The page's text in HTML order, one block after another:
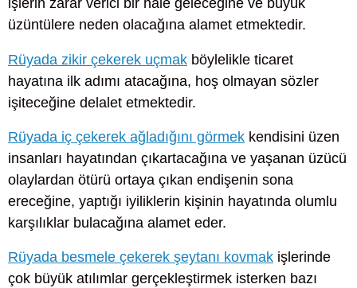
işlerin zarar verici bir hale geleceğine ve büyük
üzüntülere neden olacağına alamet etmektedir.
Rüyada zikir çekerek uçmak böylelikle ticaret
hayatına ilk adımı atacağına, hoş olmayan sözler
işiteceğine delalet etmektedir.
Rüyada iç çekerek ağladığını görmek kendisini üzen
insanları hayatından çıkartacağına ve yaşanan üzücü
olaylardan ötürü ortaya çıkan endişenin sona
ereceğine, yaptığı iyiliklerin kişinin hayatında olumlu
karşılıklar bulacağına alamet eder.
Rüyada besmele çekerek şeytanı kovmak işlerinde
çok büyük atılımlar gerçekleştirmek isterken bazı